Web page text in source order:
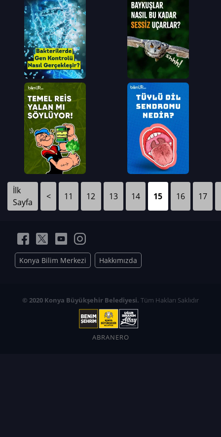
İlk
Sayfa
< 11 12 13 14 15 16 17
Konya Bilim Merkezi Hakkımızda
© 2020 Konya Büyükşehir Belediyesi. Tüm Hakları Saklıdır
ABRANERO